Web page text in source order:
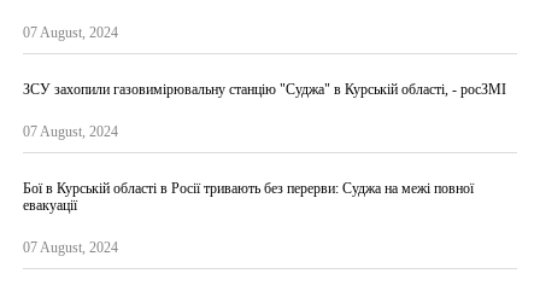
07 August, 2024
ЗСУ захопили газовимірювальну станцію "Суджа" в Курській області, - росЗМІ
07 August, 2024
Бої в Курській області в Росії тривають без перерви: Суджа на межі повної
евакуації
07 August, 2024